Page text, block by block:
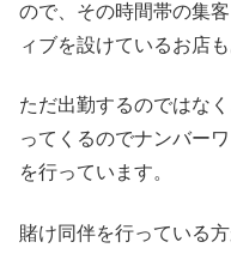
ので、その時間帯の集
ィブを設けているお店も
ただ出勤するのではな
ってくるのでナンバー
を行っています。
賭け同伴を行っている